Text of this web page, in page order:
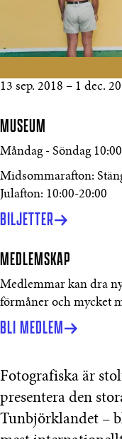
13 sep. 2018 – 1 dec.
MUSEUM
Måndag - Söndag 10:00
Midsommarafton:
Julafton: 10:00-20:00
BILJETTER
MEDLEMSKAP
Medlemmar kan dra
förmåner och mycket
BLI MEDLEM
Fotografiska är
presentera den
Tunbjörklandet –